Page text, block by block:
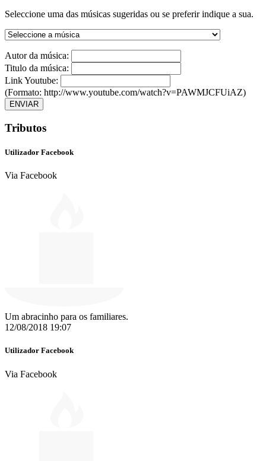
Seleccione uma das músicas sugeridas ou se preferir indique a sua.
Autor da música:
Titulo da música:
Link Youtube:
(Formato: http://www.youtube.com/watch?v=PAWMJCFUiAZ)
ENVIAR
Tributos
Utilizador Facebook
Via Facebook
Um abracinho para os familiares.
12/08/2018 19:07
Utilizador Facebook
Via Facebook